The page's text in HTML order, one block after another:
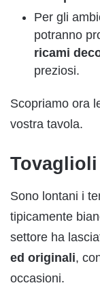
Per gli
potranno
ricami
preziosi.
Scopriamo ora
vostra tavola.
Sono lontani i
tipicamente
settore ha
ed originali,
occasioni.